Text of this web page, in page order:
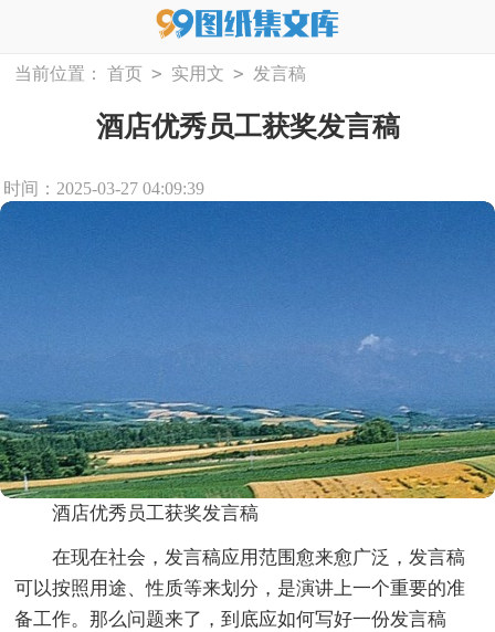
当前位置： 首页 > 实用文 > 发言稿
酒店优秀员工获奖发言稿
时间：2025-03-27 04:09:39
酒店优秀员工获奖发言稿
在现在社会，发言稿应用范围愈来愈广泛，发言稿
可以按照用途、性质等来划分，是演讲上一个重要的准
备工作。那么问题来了，到底应如何写好一份发言稿